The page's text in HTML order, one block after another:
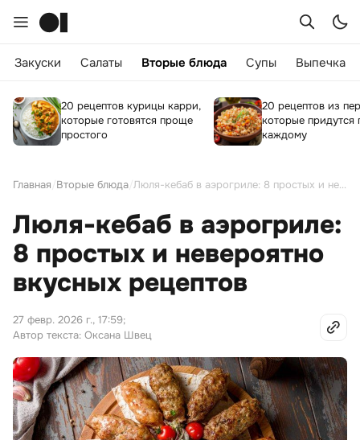
Закуски Салаты Вторые блюда Супы Выпечка
20 рецептов курицы карри,
которые готовятся проще
простого
20 рецептов из
которые придутся
каждому
Главная Вторые блюда Люля-кебаб в аэрогриле: 8 простых и невероятно вкусных рецептов
Люля-кебаб в аэрогриле:
8 простых и невероятно
вкусных рецептов
27 февр. 2026 г., 17:59;
Автор текста: Оксана Швец